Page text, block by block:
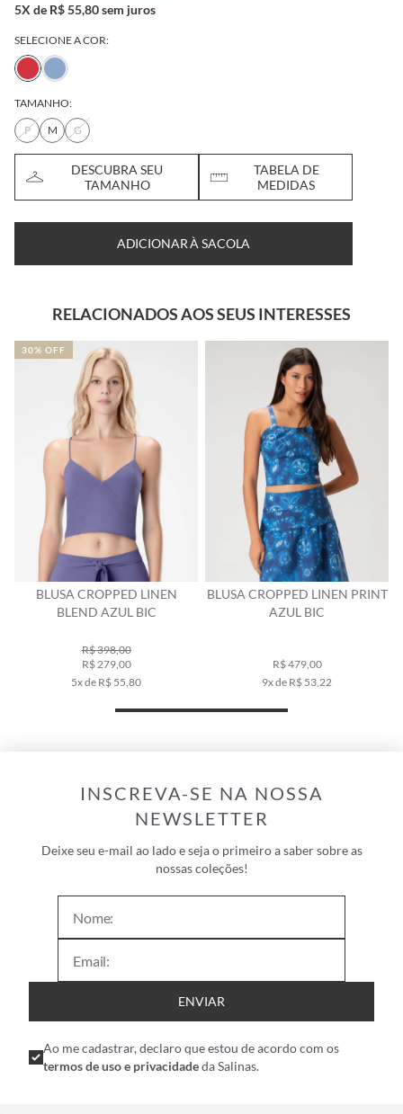
5X de R$ 55,80 sem juros
SELECIONE A COR:
TAMANHO:
P
M G
DESCUBRA SEU
TAMANHO
TABELA DE
MEDIDAS
ADICIONAR À SACOLA
RELACIONADOS AOS SEUS INTERESSES
BLUSA CROPPED LINEN PRINT
AZUL BIC
R$ 479,00
9x de R$ 53,22
BLUSA CROPPED SOCIAL
LINHO VERMELHO
R$ 339,00
6x de R$ 56,50
INSCREVA-SE NA NOSSA
NEWSLETTER
Deixe seu e-mail ao lado e seja o primeiro a saber sobre as
nossas coleções!
ENVIAR
Ao me cadastrar, declaro que estou de acordo com os
termos de uso e privacidadeda Salinas.